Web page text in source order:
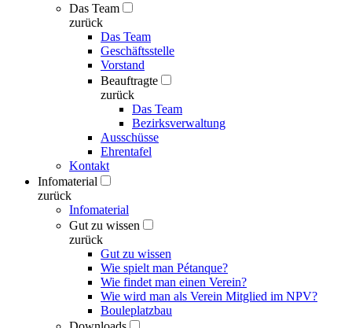
Das Team
zurück
Das Team
Geschäftsstelle
Vorstand
Beauftragte
zurück
Das Team
Bezirksverwaltung
Ausschüsse
Ehrentafel
Kontakt
Infomaterial
zurück
Infomaterial
Gut zu wissen
zurück
Gut zu wissen
Wie spielt man Pétanque?
Wie findet man einen Verein?
Wie wird man als Verein Mitglied im NPV?
Bouleplatzbau